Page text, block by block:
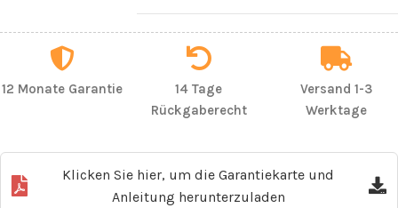
12 Monate Garantie
14 Tage
Rückgaberecht
Versand 1-3
Werktage
Klicken Sie hier, um die Garantiekarte und
Anleitung herunterzuladen